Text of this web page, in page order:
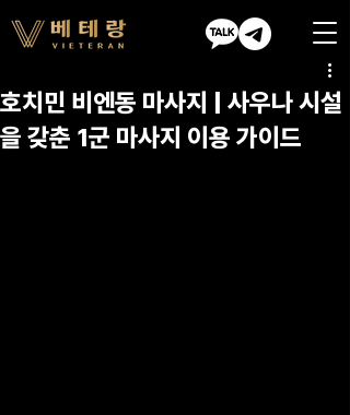
호치민 비엔동 마사지 | 사우나 시설
을 갖춘 1군 마사지 이용 가이드